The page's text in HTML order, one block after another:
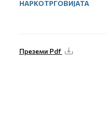
НАРКОТРГОВИЈАТА
Преземи Pdf